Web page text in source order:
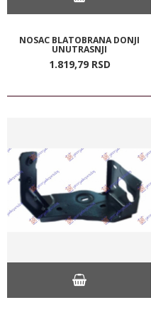
NOSAC BLATOBRANA DONJI
UNUTRASNJI
1.819,79 RSD